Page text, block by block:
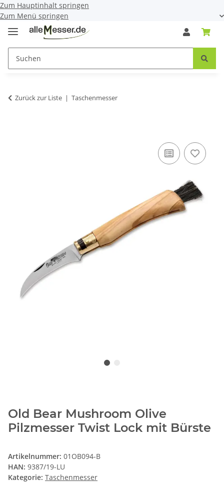
Zum Hauptinhalt springen
Zum Menü springen
Zurück zur Liste Taschenmesser
Old Bear Mushroom Olive
Pilzmesser Twist Lock mit Bürste
Artikelnummer: 01OB094-B
HAN: 9387/19-LU
Kategorie: Taschenmesser